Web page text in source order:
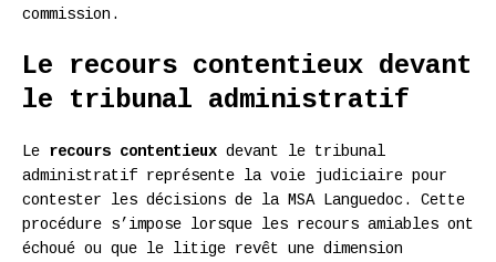
commission.
Le recours contentieux devant
le tribunal administratif
Le recours contentieux devant le tribunal
administratif représente la voie judiciaire pour
contester les décisions de la MSA Languedoc. Cette
procédure s’impose lorsque les recours amiables ont
échoué ou que le litige revêt une dimension